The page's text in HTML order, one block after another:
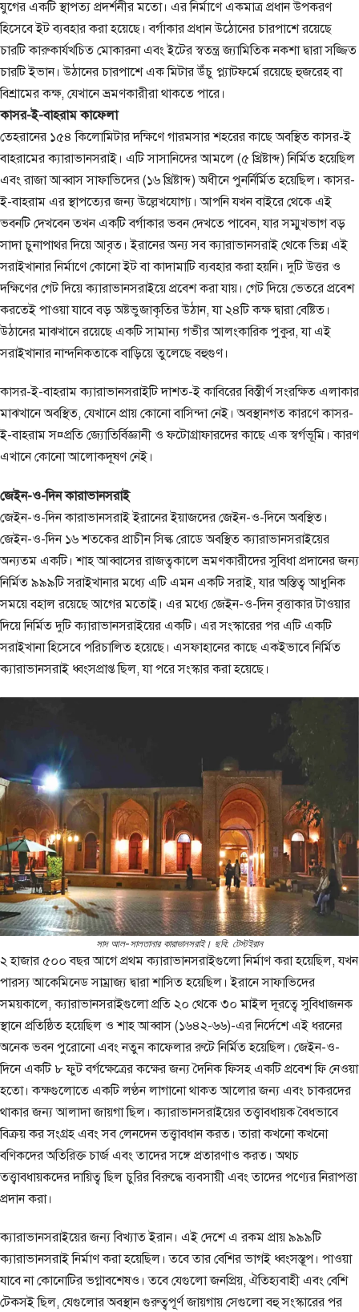
যুগের একটি স্থাপত্য প্রদর্শনীর মতো। এর নির্মাণে একমাত্র প্রধান উপকরণ
হিসেবে ইট ব্যবহার করা হয়েছে। বর্গাকার প্রধান উঠোনের চারপাশে রয়েছে
চারটি কারুকার্যখচিত মোকারনা এবং ইটের স্বতন্ত্র জ্যামিতিক নকশা দ্বারা সজ্জিত
চারটি ইভান। উঠানের চারপাশে এক মিটার উঁচু প্ল্যাটফর্মে রয়েছে হুজরেহ বা
বিশ্রামের কক্ষ, যেখানে ভ্রমণকারীরা থাকতে পারে।
কাসর-ই-বাহরাম কাফেলা
তেহরানের ১৫৪ কিলোমিটার দক্ষিণে গারমসার শহরের কাছে অবস্থিত কাসর-ই
বাহরামের ক্যারাভানসরাই। এটি সাসানিদের আমলে (৫ খ্রিষ্টাব্দ) নির্মিত হয়েছিল
এবং রাজা আব্বাস সাফাভিদের (১৬ খ্রিষ্টাব্দ) অধীনে পুনর্নির্মিত হয়েছিল। কাসর-
ই-বাহরাম এর স্থাপত্যের জন্য উল্লেখযোগ্য। আপনি যখন বাইরে থেকে এই
ভবনটি দেখবেন তখন একটি বর্গাকার ভবন দেখতে পাবেন, যার সম্মুখভাগ বড়
সাদা চুনাপাথর দিয়ে আবৃত। ইরানের অন্য সব ক্যারাভানসরাই থেকে ভিন্ন এই
সরাইখানার নির্মাণে কোনো ইট বা কাদামাটি ব্যবহার করা হয়নি। দুটি উত্তর ও
দক্ষিণের গেট দিয়ে ক্যারাভানসরাইয়ে প্রবেশ করা যায়। গেট দিয়ে ভেতরে প্রবেশ
করতেই পাওয়া যাবে বড় অষ্টভুজাকৃতির উঠান, যা ২৪টি কক্ষ দ্বারা বেষ্টিত।
উঠানের মাঝখানে রয়েছে একটি সামান্য গভীর আলংকারিক পুকুর, যা এই
সরাইখানার নান্দনিকতাকে বাড়িয়ে তুলেছে বহুগুণ।
কাসর-ই-বাহরাম ক্যারাভানসরাইটি দাশত-ই কাবিরের বিস্তীর্ণ সংরক্ষিত এলাকার
মাঝখানে অবস্থিত, যেখানে প্রায় কোনো বাসিন্দা নেই। অবস্থানগত কারণে কাসর-
ই-বাহরাম স¤প্রতি জ্যোতির্বিজ্ঞানী ও ফটোগ্রাফারদের কাছে এক স্বর্গভূমি। কারণ
এখানে কোনো আলোকদূষণ নেই।
জেইন-ও-দিন কারাভানসরাই
জেইন-ও-দিন কারাভানসরাই ইরানের ইয়াজদের জেইন-ও-দিনে অবস্থিত।
জেইন-ও-দিন ১৬ শতকের প্রাচীন সিল্ক রোডে অবস্থিত ক্যারাভানসরাইয়ের
অন্যতম একটি। শাহ আব্বাসের রাজত্বকালে ভ্রমণকারীদের সুবিধা প্রদানের জন্য
নির্মিত ৯৯৯টি সরাইখানার মধ্যে এটি এমন একটি সরাই, যার অস্তিত্ব আধুনিক
সময়ে বহাল রয়েছে আগের মতোই। এর মধ্যে জেইন-ও-দিন বৃত্তাকার টাওয়ার
দিয়ে নির্মিত দুটি ক্যারাভানসরাইয়ের একটি। এর সংস্কারের পর এটি একটি
সরাইখানা হিসেবে পরিচালিত হয়েছে। এসফাহানের কাছে একইভাবে নির্মিত
ক্যারাভানসরাই ধ্বংসপ্রাপ্ত ছিল, যা পরে সংস্কার করা হয়েছে।
সাদ আল-সালতানার কারাভানসরাই। ছবি: টেস্টইরান
২ হাজার ৫০০ বছর আগে প্রথম ক্যারাভানসরাইগুলো নির্মাণ করা হয়েছিল, যখন
পারস্য আকেমিনেড সাম্রাজ্য দ্বারা শাসিত হয়েছিল। ইরানে সাফাভিদের
সময়কালে, ক্যারাভানসরাইগুলো প্রতি ২০ থেকে ৩০ মাইল দূরত্বে সুবিধাজনক
স্থানে প্রতিষ্ঠিত হয়েছিল ও শাহ আব্বাস (১৬৪২-৬৬)-এর নির্দেশে এই ধরনের
অনেক ভবন পুরোনো এবং নতুন কাফেলার রুটে নির্মিত হয়েছিল। জেইন-ও-
দিনে একটি ৮ ফুট বর্গক্ষেত্রের কক্ষের জন্য দৈনিক ফিসহ একটি প্রবেশ ফি নেওয়া
হতো। কক্ষগুলোতে একটি লণ্ঠন লাগানো থাকত আলোর জন্য এবং চাকরদের
থাকার জন্য আলাদা জায়গা ছিল। ক্যারাভানসরাইয়ের তত্ত্বাবধায়ক বৈধভাবে
বিক্রয় কর সংগ্রহ এবং সব লেনদেন তত্ত্বাবধান করত। তারা কখনো কখনো
বণিকদের অতিরিক্ত চার্জ এবং তাদের সঙ্গে প্রতারণাও করত। অথচ
তত্ত্বাবধায়কদের দায়িত্ব ছিল চুরির বিরুদ্ধে ব্যবসায়ী এবং তাদের পণ্যের নিরাপত্তা
প্রদান করা।
ক্যারাভানসরাইয়ের জন্য বিখ্যাত ইরান। এই দেশে এ রকম প্রায় ৯৯৯টি
ক্যারাভানসরাই নির্মাণ করা হয়েছিল। তবে তার বেশির ভাগই ধ্বংসস্তূপ। পাওয়া
যাবে না কোনোটির ভগ্নাবশেষও। তবে যেগুলো জনপ্রিয়, ঐতিহ্যবাহী এবং বেশি
টেকসই ছিল, যেগুলোর অবস্থান গুরুত্বপূর্ণ জায়গায় সেগুলো বহু সংস্কারের পর